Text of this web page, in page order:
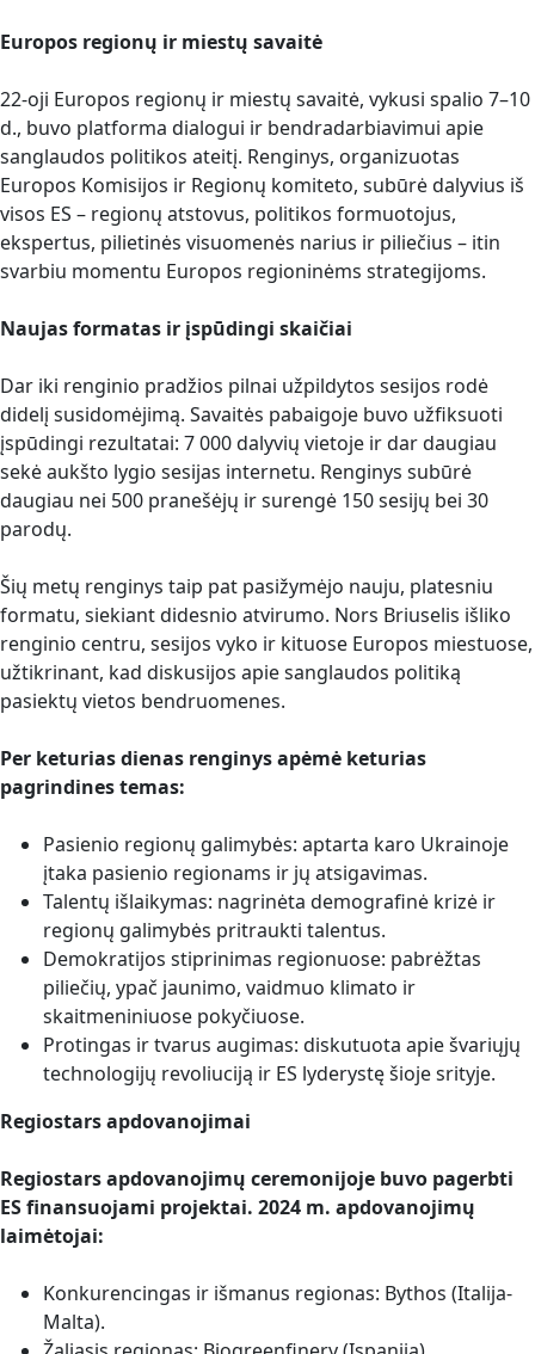
Europos regionų ir miestų savaitė
22-oji Europos regionų ir miestų savaitė, vykusi spalio 7–10
d., buvo platforma dialogui ir bendradarbiavimui apie
sanglaudos politikos ateitį. Renginys, organizuotas
Europos Komisijos ir Regionų komiteto, subūrė dalyvius iš
visos ES – regionų atstovus, politikos formuotojus,
ekspertus, pilietinės visuomenės narius ir piliečius – itin
svarbiu momentu Europos regioninėms strategijoms.
Naujas formatas ir įspūdingi skaičiai
Dar iki renginio pradžios pilnai užpildytos sesijos rodė
didelį susidomėjimą. Savaitės pabaigoje buvo užfiksuoti
įspūdingi rezultatai: 7 000 dalyvių vietoje ir dar daugiau
sekė aukšto lygio sesijas internetu. Renginys subūrė
daugiau nei 500 pranešėjų ir surengė 150 sesijų bei 30
parodų.
Šių metų renginys taip pat pasižymėjo nauju, platesniu
formatu, siekiant didesnio atvirumo. Nors Briuselis išliko
renginio centru, sesijos vyko ir kituose Europos miestuose,
užtikrinant, kad diskusijos apie sanglaudos politiką
pasiektų vietos bendruomenes.
Per keturias dienas renginys apėmė keturias
pagrindines temas:
Pasienio regionų galimybės: aptarta karo Ukrainoje
įtaka pasienio regionams ir jų atsigavimas.
Talentų išlaikymas: nagrinėta demografinė krizė ir
regionų galimybės pritraukti talentus.
Demokratijos stiprinimas regionuose: pabrėžtas
piliečių, ypač jaunimo, vaidmuo klimato ir
skaitmeniniuose pokyčiuose.
Protingas ir tvarus augimas: diskutuota apie švariųjų
technologijų revoliuciją ir ES lyderystę šioje srityje.
Regiostars apdovanojimai
Regiostars apdovanojimų ceremonijoje buvo pagerbti
ES finansuojami projektai. 2024 m. apdovanojimų
laimėtojai:
Konkurencingas ir išmanus regionas: Bythos (Italija-
Malta).